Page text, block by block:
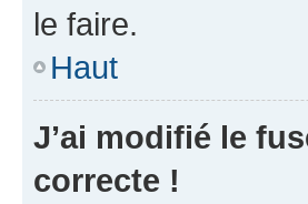
le faire.
Haut
J’ai modifié le
correcte !